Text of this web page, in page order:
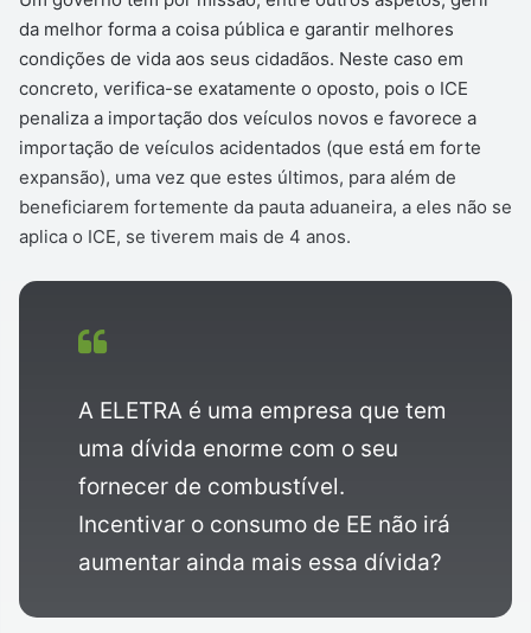
da melhor forma a coisa pública e garantir melhores
condições de vida aos seus cidadãos. Neste caso em
concreto, verifica-se exatamente o oposto, pois o ICE
penaliza a importação dos veículos novos e favorece a
importação de veículos acidentados (que está em forte
expansão), uma vez que estes últimos, para além de
beneficiarem fortemente da pauta aduaneira, a eles não se
aplica o ICE, se tiverem mais de 4 anos.
A ELETRA é uma empresa que tem
uma dívida enorme com o seu
fornecer de combustível.
Incentivar o consumo de EE não irá
aumentar ainda mais essa dívida?